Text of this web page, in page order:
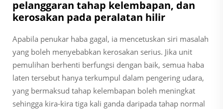
pelanggaran tahap kelembapan, dan
kerosakan pada peralatan hilir
Apabila penukar haba gagal, ia mencetuskan siri masalah
yang boleh menyebabkan kerosakan serius. Jika unit
pemulihan berhenti berfungsi dengan baik, semua haba
laten tersebut hanya terkumpul dalam pengering udara,
yang bermaksud tahap kelembapan boleh meningkat
sehingga kira-kira tiga kali ganda daripada tahap normal